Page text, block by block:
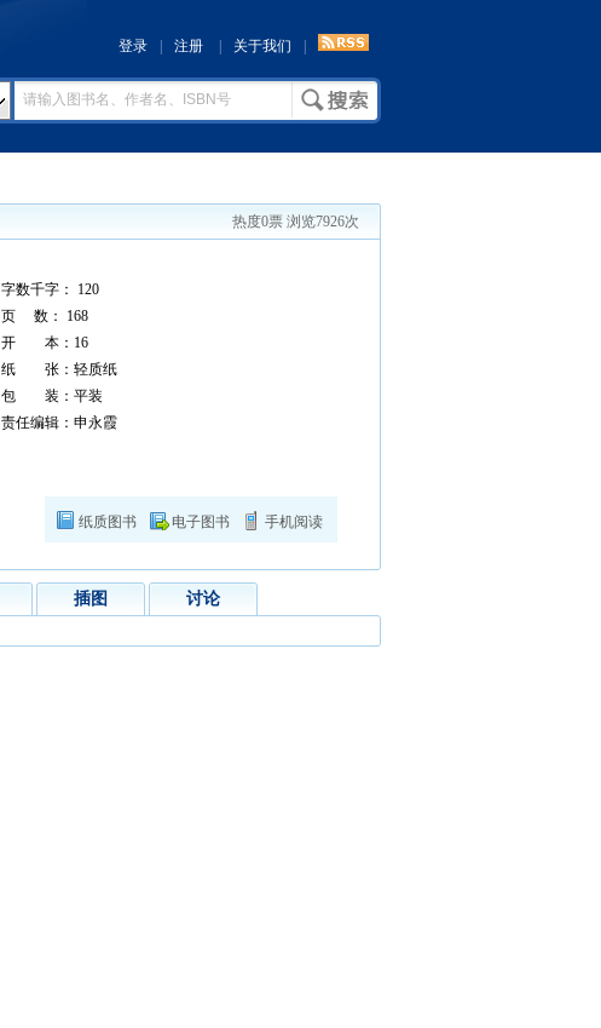
登录 注册 关于我们
热度0票 浏览7926次
纸质图书 电子图书 手机阅读
字数千字： 120
页 数： 168
开 本：16
纸 张：轻质纸
包 装：平装
责任编辑：申永霞
插图 讨论